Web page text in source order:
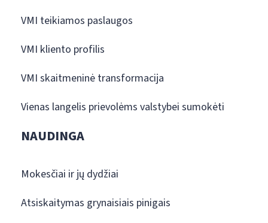
VMI teikiamos paslaugos
VMI kliento profilis
VMI skaitmeninė transformacija
Vienas langelis prievolėms valstybei sumokėti
NAUDINGA
Mokesčiai ir jų dydžiai
Atsiskaitymas grynaisiais pinigais